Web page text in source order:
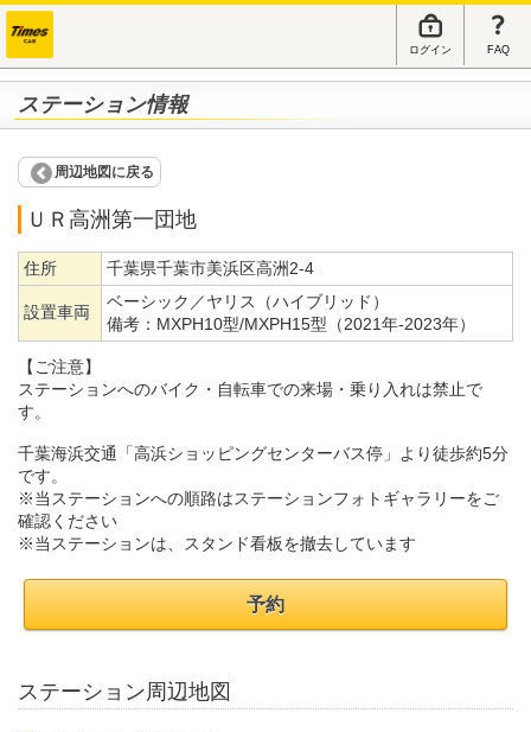
ログイン FAQ
ステーション情報
周辺地図に戻る
ＵＲ高洲第一団地
住所 千葉県千葉市美浜区高洲2-4
設置車両
ベーシック／ヤリス（ハイブリッド）
備考： MXPH10型/MXPH15型（2021年-2023年）
【ご注意】
ステーションへのバイク・自転車での来場・乗り入れは禁止で
す。
千葉海浜交通「高浜ショッピングセンターバス停」より徒歩約5分
です。
※当ステーションへの順路はステーションフォトギャラリーをご
確認ください
※当ステーションは、スタンド看板を撤去しています
予約
ステーション周辺地図